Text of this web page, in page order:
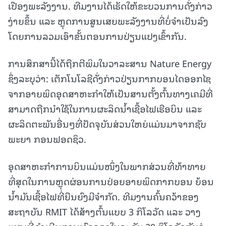
ເປືອງພະລັງງານ. ທີມງານໄດ້ເຮັດໃຫ້ຂະບວນການດັ່ງກ່າວ
ງ່າຍຂຶ້ນ ແລະ ຫຼຸດການສູນເສຍພະລັງງານທີ່ບໍ່ຈໍາເປັນລົງ
ໂດຍການລວມເອົາຂັ້ນຕອນການປ່ຽນແປງເຂົ້າກັນ.
ການສຶກສານີ້ໄດ້ຖືກຕີພິມໃນວາລະສານ Nature Energy
ຊຶ່ງລະບຸວ່າ: ເຕັກໂນໂລຊີດັ່ງກ່າວປ່ຽນກາກບອນໄດອອກໄຊ
ຈາກອາຍພິດອຸດສາຫະກໍາໃຫ້ເປັນສານຕັ້ງຕົ້ນທາງເຄມີທີ່
ສາມາດຖືກນໍາໃຊ້ໃນການຜະລິດນໍ້າເຊື້ອໄຟເຮືອບິນ ແລະ
ຜະລິດຕະພັນອື່ນໆທີ່ປັດຈຸບັນສ່ວນໃຫຍ່ແມ່ນມາຈາກຊັບ
ພະຍາ ກອນຟອດຊິວ.
ອຸດສາຫະກໍາການບິນແມ່ນໜຶ່ງໃນພາກສ່ວນທີ່ທ້າທາຍ
ທີ່ສຸດໃນການຫຼຸດຜ່ອນການປ່ອຍອາຍພິດກາກບອນ ຍ້ອນ
ນໍ້າມັນເຊື້ອໄຟທີ່ຍືນຍົງມີຈໍາກັດ. ທີມງານຄົ້ນຄວ້າຂອງ
ສະຖາບັນ RMIT ໄດ້ສ້າງຕົ້ນແບບ 3 ກິໂລວັດ ແລະ ວາງ